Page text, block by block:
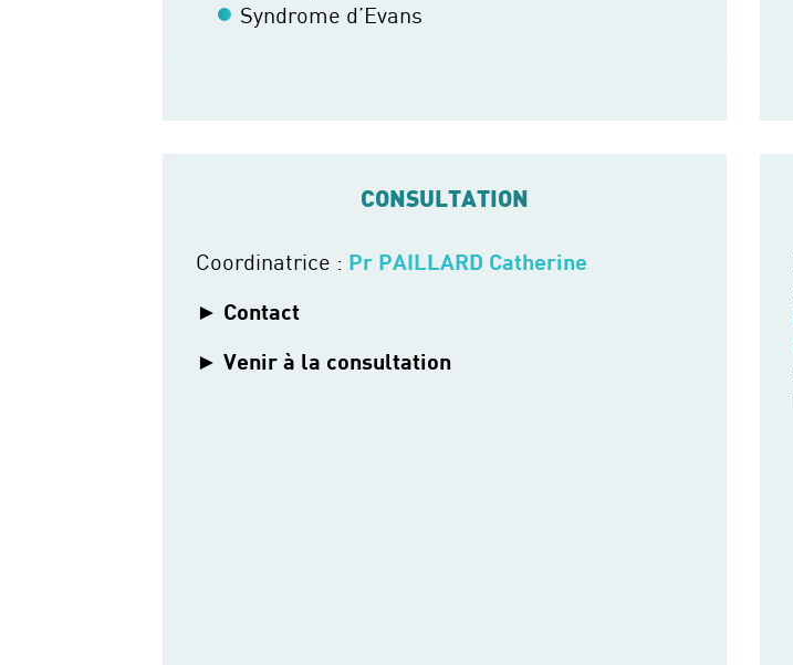
Syndrome d’Evans
CONSULTATION
Coordinatrice : Pr PAILLARD Catherine
Contact
Venir à la consultation